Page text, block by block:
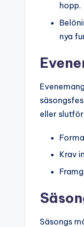
hopp.
nya
eller
Krav
Säsongs